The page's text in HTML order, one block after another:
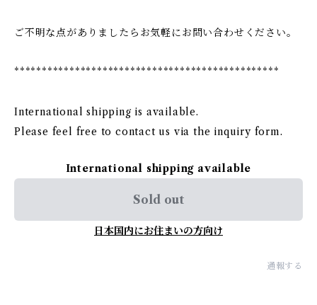
ご不明な点がありましたらお気軽にお問い合わせください。
************************************************
International shipping is available.
Please feel free to contact us via the inquiry form.
International shipping available
Sold out
日本国内にお住まいの方向け
通報する